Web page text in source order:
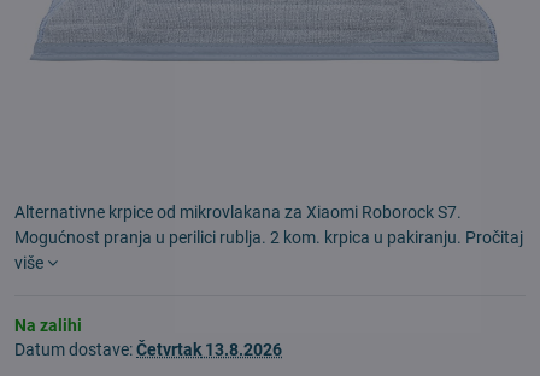
Alternativne krpice od mikrovlakana za Xiaomi Roborock S7.
Mogućnost pranja u perilici rublja. 2 kom. krpica u pakiranju. Pročitaj
više
Na zalihi
Datum dostave:Četvrtak 13.8.2026